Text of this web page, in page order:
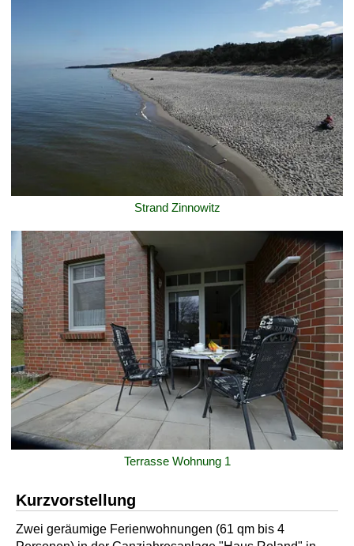
Strand Zinnowitz
Terrasse Wohnung 1
Kurzvorstellung
Zwei geräumige Ferienwohnungen (61 qm bis 4